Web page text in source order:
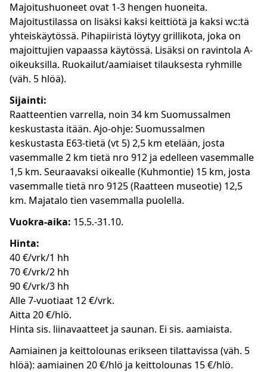
Majoitushuoneet ovat 1-3 hengen huoneita.
Majoitustilassa on lisäksi kaksi keittiötä ja kaksi wc:tä
yhteiskäytössä. Pihapiiristä löytyy grillikota, joka on
majoittujien vapaassa käytössä. Lisäksi on ravintola A-
oikeuksilla. Ruokailut/aamiaiset tilauksesta ryhmille
(väh. 5 hlöä).
Sijainti:
Raatteentien varrella, noin 34 km Suomussalmen
keskustasta itään. Ajo-ohje: Suomussalmen
keskustasta E63-tietä (vt 5) 2,5 km etelään, josta
vasemmalle 2 km tietä nro 912 ja edelleen vasemmalle
1,5 km. Seuraavaksi oikealle (Kuhmontie) 15 km, josta
vasemmalle tietä nro 9125 (Raatteen museotie) 12,5
km. Majatalo tien vasemmalla puolella.
Vuokra-aika: 15.5.-31.10.
Hinta:
40 €/vrk/1 hh
70 €/vrk/2 hh
90 €/vrk/3 hh
Alle 7-vuotiaat 12 €/vrk.
Aitta 20 €/hlö.
Hinta sis. liinavaatteet ja saunan. Ei sis. aamiaista.
Aamiainen ja keittolounas erikseen tilattavissa (väh. 5
hlöä): aamiainen 20 €/hlö ja keittolounas 15 €/hlö.